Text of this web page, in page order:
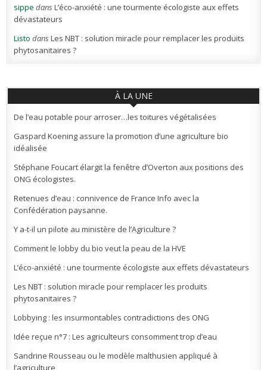
sippe dansL’éco-anxiété : une tourmente écologiste aux effets
dévastateurs
Listo dansLes NBT : solution miracle pour remplacer les produits
phytosanitaires ?
À LA UNE
De l’eau potable pour arroser…les toitures végétalisées
Gaspard Koening assure la promotion d’une agriculture bio
idéalisée
Stéphane Foucart élargit la fenêtre d’Overton aux positions des
ONG écologistes.
Retenues d’eau : connivence de France Info avec la
Confédération paysanne.
Y a-t-il un pilote au ministère de l’Agriculture ?
Comment le lobby du bio veut la peau de la HVE
L’éco-anxiété : une tourmente écologiste aux effets dévastateurs
Les NBT : solution miracle pour remplacer les produits
phytosanitaires ?
Lobbying : les insurmontables contradictions des ONG
Idée reçue n°7 : Les agriculteurs consomment trop d’eau
Sandrine Rousseau ou le modèle malthusien appliqué à
l’agriculture